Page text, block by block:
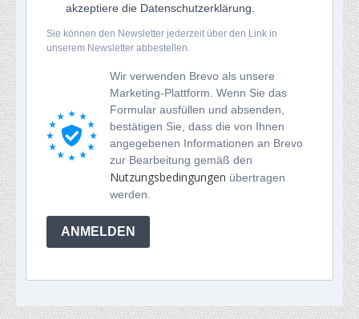
akzeptiere die Datenschutzerklärung.
Sie können den Newsletter jederzeit über den Link in
unserem Newsletter abbestellen.
Wir verwenden Brevo als unsere
Marketing-Plattform. Wenn Sie das
Formular ausfüllen und absenden,
bestätigen Sie, dass die von Ihnen
angegebenen Informationen an Brevo
zur Bearbeitung gemäß den
Nutzungsbedingungen übertragen
werden.
ANMELDEN